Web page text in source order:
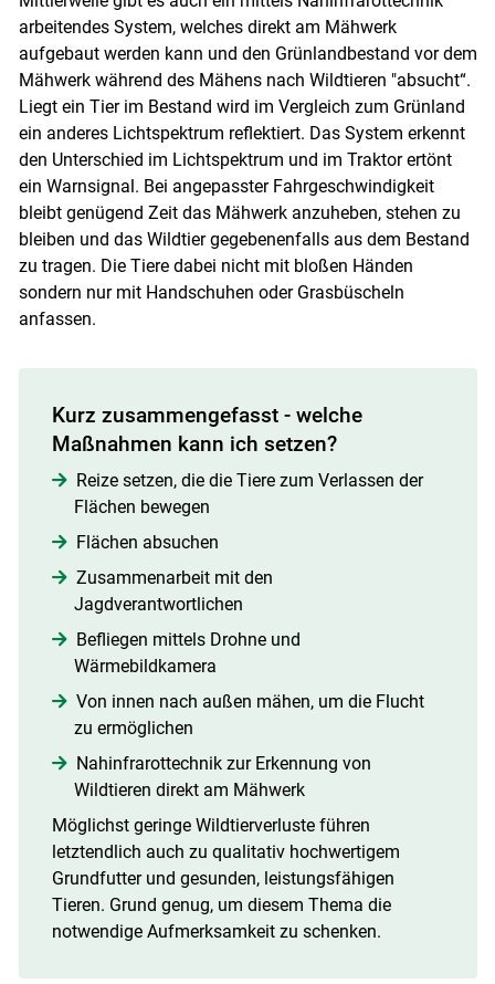
arbeitendes System, welches direkt am Mähwerk
aufgebaut werden kann und den Grünlandbestand vor dem
Mähwerk während des Mähens nach Wildtieren "absucht“.
Liegt ein Tier im Bestand wird im Vergleich zum Grünland
ein anderes Lichtspektrum reflektiert. Das System erkennt
den Unterschied im Lichtspektrum und im Traktor ertönt
ein Warnsignal. Bei angepasster Fahrgeschwindigkeit
bleibt genügend Zeit das Mähwerk anzuheben, stehen zu
bleiben und das Wildtier gegebenenfalls aus dem Bestand
zu tragen. Die Tiere dabei nicht mit bloßen Händen
sondern nur mit Handschuhen oder Grasbüscheln
anfassen.
Kurz zusammengefasst - welche
Maßnahmen kann ich setzen?
Reize setzen, die die Tiere zum Verlassen der
Flächen bewegen
Flächen absuchen
Zusammenarbeit mit den
Jagdverantwortlichen
Befliegen mittels Drohne und
Wärmebildkamera
Von innen nach außen mähen, um die Flucht
zu ermöglichen
Nahinfrarottechnik zur Erkennung von
Wildtieren direkt am Mähwerk
Möglichst geringe Wildtierverluste führen
letztendlich auch zu qualitativ hochwertigem
Grundfutter und gesunden, leistungsfähigen
Tieren. Grund genug, um diesem Thema die
notwendige Aufmerksamkeit zu schenken.